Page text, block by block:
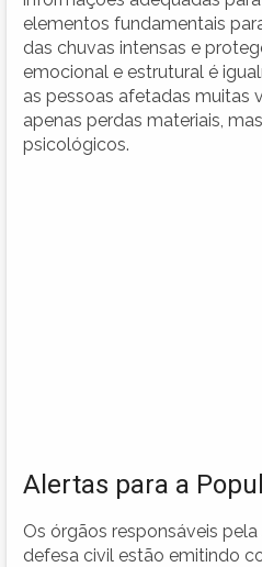
elementos fundamentais
das chuvas intensas e
emocional e estrutural é
as pessoas afetadas muitas
apenas perdas materiais,
psicológicos.
Alertas para a
Os órgãos responsáveis
defesa civil estão emitindo